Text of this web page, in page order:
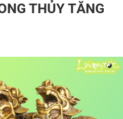
THỦY TĂNG